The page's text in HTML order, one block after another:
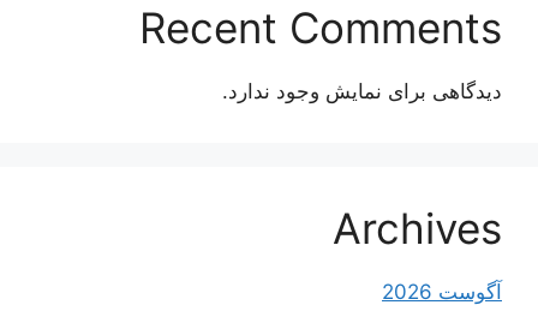
Recent Comments
دیدگاهی برای نمایش وجود ندارد.
Archives
آگوست 2026